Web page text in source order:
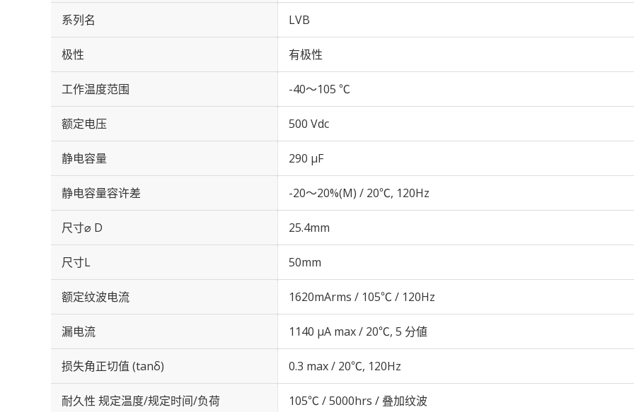
系列名 LVB
极性 有极性
工作温度范围 -40～105 ℃
额定电压 500 Vdc
静电容量 290 µF
静电容量容许差 -20～20%(M) / 20℃, 120Hz
尺寸⌀ D 25.4mm
尺寸L 50mm
额定纹波电流 1620mArms / 105℃ / 120Hz
漏电流 1140 μA max / 20℃, 5 分値
损失角正切值 (tanδ) 0.3 max / 20℃, 120Hz
耐久性 规定温度/规定时间/负荷 105℃ / 5000hrs / 叠加纹波